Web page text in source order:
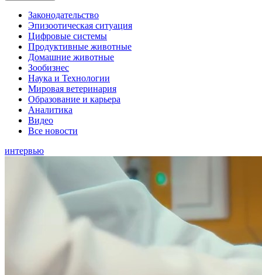
Законодательство
Эпизоотическая ситуация
Цифровые системы
Продуктивные животные
Домашние животные
Зообизнес
Наука и Технологии
Мировая ветеринария
Образование и карьера
Аналитика
Видео
Все новости
интервью